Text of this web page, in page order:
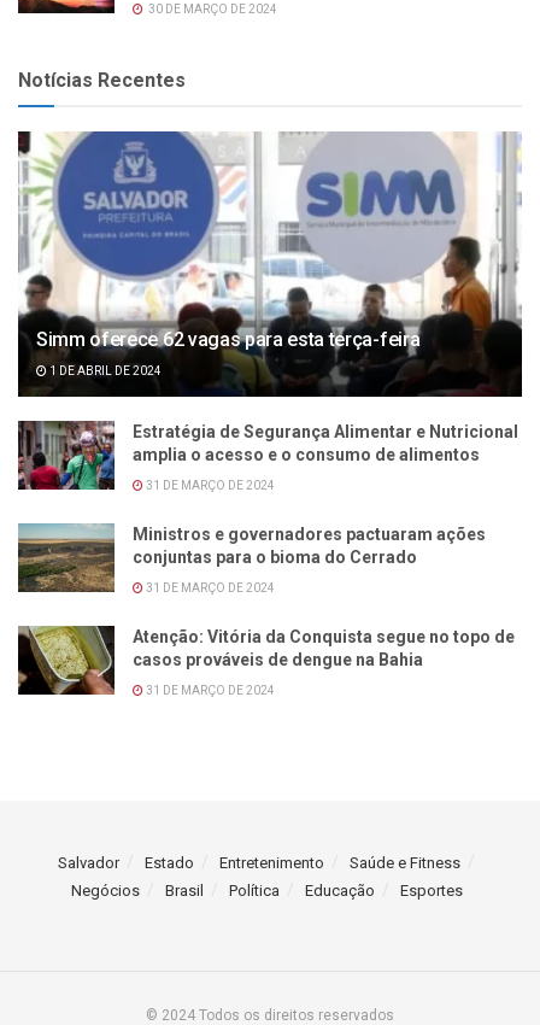
30 DE MARÇO DE 2024
Notícias Recentes
Simm oferece 62 vagas para esta terça-feira
1 DE ABRIL DE 2024
Estratégia de Segurança Alimentar e Nutricional
amplia o acesso e o consumo de alimentos
31 DE MARÇO DE 2024
Ministros e governadores pactuaram ações
conjuntas para o bioma do Cerrado
31 DE MARÇO DE 2024
Atenção: Vitória da Conquista segue no topo de
casos prováveis de dengue na Bahia
31 DE MARÇO DE 2024
Salvador Estado Entretenimento
Saúde e Fitness
Negócios
Brasil Política Educação Esportes
© 2024 Todos os direitos reservados